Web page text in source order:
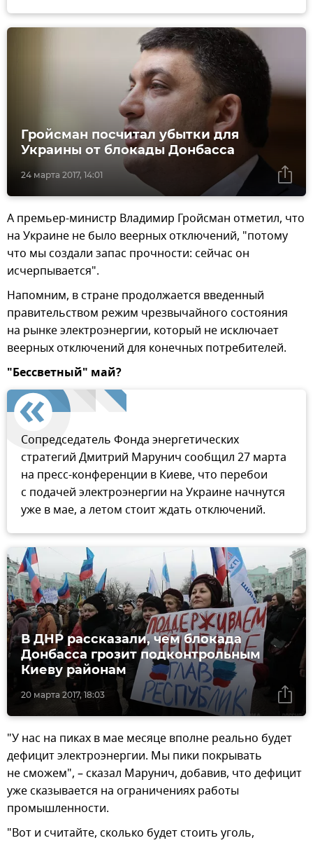
24 марта 2017, 14:01
Гройсман посчитал убытки для
Украины от блокады Донбасса
А премьер-министр Владимир Гройсман отметил, что
на Украине не было веерных отключений, "потому
что мы создали запас прочности: сейчас он
исчерпывается".
Напомним, в стране продолжается введенный
правительством режим чрезвычайного состояния
на рынке электроэнергии, который не исключает
веерных отключений для конечных потребителей.
"Бессветный" май?
Сопредседатель Фонда энергетических
стратегий Дмитрий Марунич сообщил 27 марта
на пресс-конференции в Киеве, что перебои
с подачей электроэнергии на Украине начнутся
уже в мае, а летом стоит ждать отключений.
20 марта 2017, 18:03
В ДНР рассказали, чем блокада
Донбасса грозит подконтрольным
Киеву районам
"У нас на пиках в мае месяце вполне реально будет
дефицит электроэнергии. Мы пики покрывать
не сможем", – сказал Марунич, добавив, что дефицит
уже сказывается на ограничениях работы
промышленности.
"Вот и считайте, сколько будет стоить уголь,